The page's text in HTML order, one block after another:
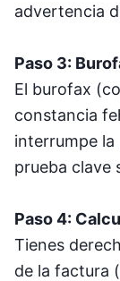
advertencia
Paso 3:
El burofax
constancia
interrumpe la
prueba clave
Paso 4:
Tienes
de la factura